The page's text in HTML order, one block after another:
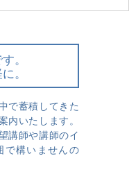
。
。
で蓄積してきた
内いたします。
講師や講師のイ
で構いませんの